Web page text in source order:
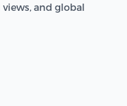
and global